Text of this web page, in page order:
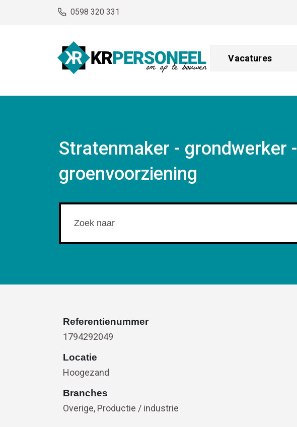
0598 320 331
Vacatures
Stratenmaker - grondwerker -
groenvoorziening
Referentienummer
1794292049
Locatie
Hoogezand
Branches
Overige, Productie / industrie